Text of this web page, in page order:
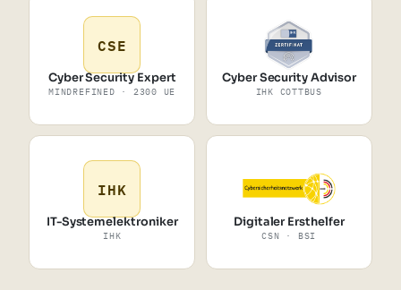
CSE
Cyber Security Expert
MINDREFINED · 2300 UE
Cyber Security Advisor
IHK COTTBUS
IHK
IT-Systemelektroniker
IHK
Digitaler Ersthelfer
CSN · BSI